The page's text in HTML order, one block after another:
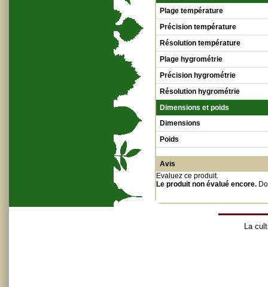
Plage température
Précision température
Résolution température
Plage hygrométrie
Précision hygrométrie
Résolution hygrométrie
Dimensions et poids
Dimensions
Poids
Avis
Evaluez ce produit.
Le produit non évalué encore.
La